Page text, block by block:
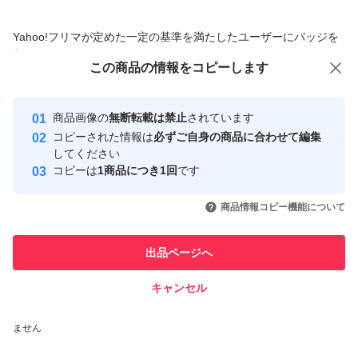
〇本体・付属品の状態〇
・本体の画面や裏側を含めて全体的に傷や汚れ、ダメージ
・Joy-Con、ドックに傷や汚れ、ダメージ等があり
・外箱にスレ・ダメージ・破損・破れ等が相当あり
・中古品の為、使用感があり、使用期間は不明
・前所有者が喫煙環境で使用されていた可能性はありま
す。万が一、ヤニ臭の見落としの際にはご容赦願います。
Yahoo!フリマが定めた一定の基準を満たしたユーザーにバッジを
付与しています
安心取引出品者
心・安全なユーザーです
取引実績
引を完了させた実績があります
での取引実績があります
ません
この商品の情報をコピーします
商品画像の無断転載は禁止されています
コピーされた情報は必ずご自身の商品に合わせて編集
してください
コピーは1商品につき1回です
商品情報コピー機能について
出品ページへ
キャンセル
この商品をみている人にオススメ